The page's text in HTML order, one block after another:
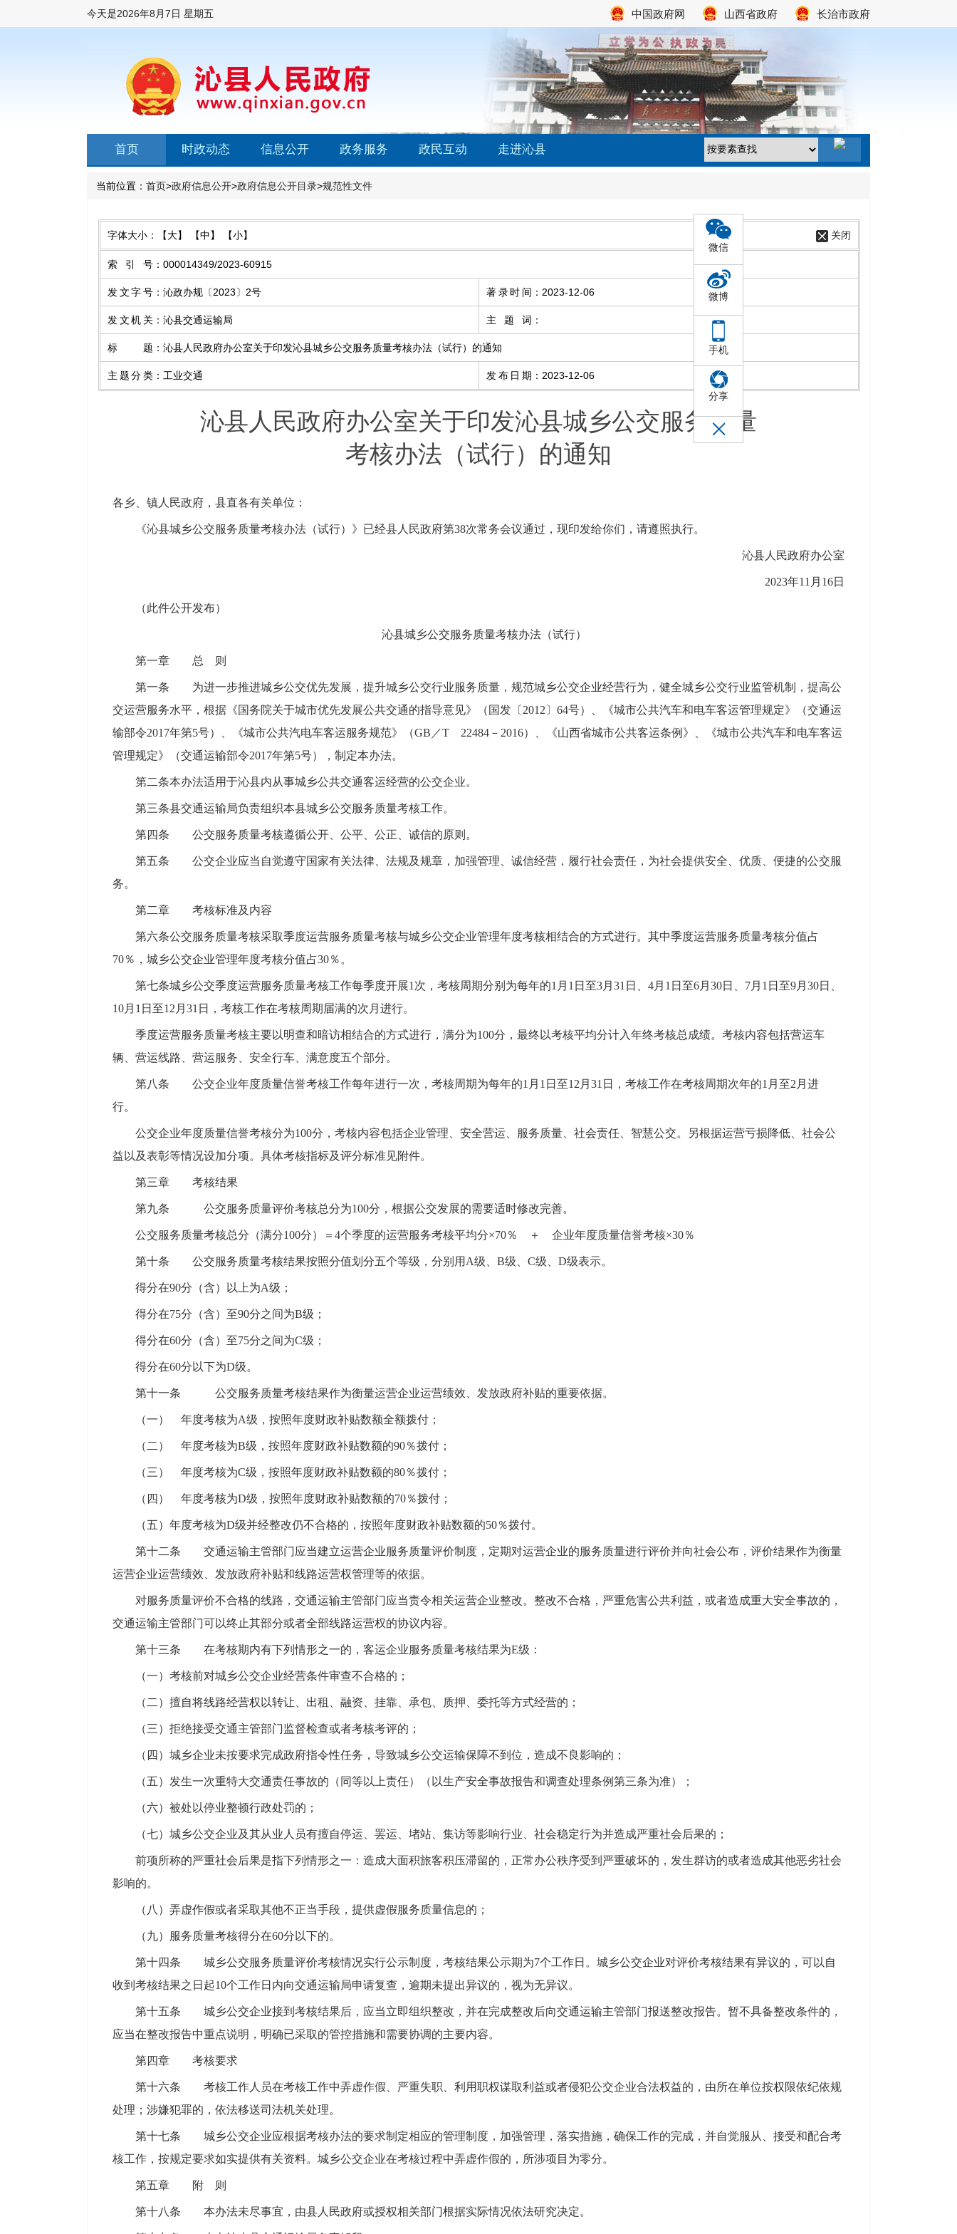
微信
微博
手机
分享
今天是2026年8月7日 星期五 中国政府网 山西省政府 长治市政府
首页 时政动态 信息公开 政务服务 政民互动 走进沁县
当前位置： 首页>政府信息公开>政府信息公开目录>规范性文件
字体大小： 【大】 【中】 【小】 关闭
索引号 ： 000014349/2023-60915
发文字号 ： 沁政办规〔2023〕2号 著录时间 ： 2023-12-06
发文机关 ： 沁县交通运输局 主题词 ：
标题 ： 沁县人民政府办公室关于印发沁县城乡公交服务质量考核办法（试行）的通知
主题分类 ： 工业交通 发布日期 ： 2023-12-06
沁县人民政府办公室关于印发沁县城乡公交服务质量
考核办法（试行）的通知
各乡、镇人民政府，县直各有关单位：
《沁县城乡公交服务质量考核办法（试行）》已经县人民政府第38次常务会议通过，现印发给你们，请遵照执行。
沁县人民政府办公室
2023年11月16日
（此件公开发布）
沁县城乡公交服务质量考核办法（试行）
第一章 总 则
第一条 为进一步推进城乡公交优先发展，提升城乡公交行业服务质量，规范城乡公交企业经营行为，健全城乡公交行业监管机制，提高公
交运营服务水平，根据《国务院关于城市优先发展公共交通的指导意见》（国发〔2012〕64号）、《城市公共汽车和电车客运管理规定》（交通运
输部令2017年第5号）、《城市公共汽电车客运服务规范》（GB／T 22484－2016）、《山西省城市公共客运条例》、《城市公共汽车和电车客运
管理规定》（交通运输部令2017年第5号），制定本办法。
第二条本办法适用于沁县内从事城乡公共交通客运经营的公交企业。
第三条县交通运输局负责组织本县城乡公交服务质量考核工作。
第四条 公交服务质量考核遵循公开、公平、公正、诚信的原则。
第五条 公交企业应当自觉遵守国家有关法律、法规及规章，加强管理、诚信经营，履行社会责任，为社会提供安全、优质、便捷的公交服
务。
第二章 考核标准及内容
第六条公交服务质量考核采取季度运营服务质量考核与城乡公交企业管理年度考核相结合的方式进行。其中季度运营服务质量考核分值占
70％，城乡公交企业管理年度考核分值占30％。
第七条城乡公交季度运营服务质量考核工作每季度开展1次，考核周期分别为每年的1月1日至3月31日、4月1日至6月30日、7月1日至9月30日、
10月1日至12月31日，考核工作在考核周期届满的次月进行。
季度运营服务质量考核主要以明查和暗访相结合的方式进行，满分为100分，最终以考核平均分计入年终考核总成绩。考核内容包括营运车
辆、营运线路、营运服务、安全行车、满意度五个部分。
第八条 公交企业年度质量信誉考核工作每年进行一次，考核周期为每年的1月1日至12月31日，考核工作在考核周期次年的1月至2月进
行。
公交企业年度质量信誉考核分为100分，考核内容包括企业管理、安全营运、服务质量、社会责任、智慧公交。另根据运营亏损降低、社会公
益以及表彰等情况设加分项。具体考核指标及评分标准见附件。
第三章 考核结果
第九条 公交服务质量评价考核总分为100分，根据公交发展的需要适时修改完善。
公交服务质量考核总分（满分100分）＝4个季度的运营服务考核平均分×70％ ＋ 企业年度质量信誉考核×30％
第十条 公交服务质量考核结果按照分值划分五个等级，分别用A级、B级、C级、D级表示。
得分在90分（含）以上为A级；
得分在75分（含）至90分之间为B级；
得分在60分（含）至75分之间为C级；
得分在60分以下为D级。
第十一条 公交服务质量考核结果作为衡量运营企业运营绩效、发放政府补贴的重要依据。
（一） 年度考核为A级，按照年度财政补贴数额全额拨付；
（二） 年度考核为B级，按照年度财政补贴数额的90％拨付；
（三） 年度考核为C级，按照年度财政补贴数额的80％拨付；
（四） 年度考核为D级，按照年度财政补贴数额的70％拨付；
（五）年度考核为D级并经整改仍不合格的，按照年度财政补贴数额的50％拨付。
第十二条 交通运输主管部门应当建立运营企业服务质量评价制度，定期对运营企业的服务质量进行评价并向社会公布，评价结果作为衡量
运营企业运营绩效、发放政府补贴和线路运营权管理等的依据。
对服务质量评价不合格的线路，交通运输主管部门应当责令相关运营企业整改。整改不合格，严重危害公共利益，或者造成重大安全事故的，
交通运输主管部门可以终止其部分或者全部线路运营权的协议内容。
第十三条 在考核期内有下列情形之一的，客运企业服务质量考核结果为E级：
（一）考核前对城乡公交企业经营条件审查不合格的；
（二）擅自将线路经营权以转让、出租、融资、挂靠、承包、质押、委托等方式经营的；
（三）拒绝接受交通主管部门监督检查或者考核考评的；
（四）城乡企业未按要求完成政府指令性任务，导致城乡公交运输保障不到位，造成不良影响的；
（五）发生一次重特大交通责任事故的（同等以上责任）（以生产安全事故报告和调查处理条例第三条为准）；
（六）被处以停业整顿行政处罚的；
（七）城乡公交企业及其从业人员有擅自停运、罢运、堵站、集访等影响行业、社会稳定行为并造成严重社会后果的；
前项所称的严重社会后果是指下列情形之一：造成大面积旅客积压滞留的，正常办公秩序受到严重破坏的，发生群访的或者造成其他恶劣社会
影响的。
（八）弄虚作假或者采取其他不正当手段，提供虚假服务质量信息的；
（九）服务质量考核得分在60分以下的。
第十四条 城乡公交服务质量评价考核情况实行公示制度，考核结果公示期为7个工作日。城乡公交企业对评价考核结果有异议的，可以自
收到考核结果之日起10个工作日内向交通运输局申请复查，逾期未提出异议的，视为无异议。
第十五条 城乡公交企业接到考核结果后，应当立即组织整改，并在完成整改后向交通运输主管部门报送整改报告。暂不具备整改条件的，
应当在整改报告中重点说明，明确已采取的管控措施和需要协调的主要内容。
第四章 考核要求
第十六条 考核工作人员在考核工作中弄虚作假、严重失职、利用职权谋取利益或者侵犯公交企业合法权益的，由所在单位按权限依纪依规
处理；涉嫌犯罪的，依法移送司法机关处理。
第十七条 城乡公交企业应根据考核办法的要求制定相应的管理制度，加强管理，落实措施，确保工作的完成，并自觉服从、接受和配合考
核工作，按规定要求如实提供有关资料。城乡公交企业在考核过程中弄虚作假的，所涉项目为零分。
第五章 附 则
第十八条 本办法未尽事宜，由县人民政府或授权相关部门根据实际情况依法研究决定。